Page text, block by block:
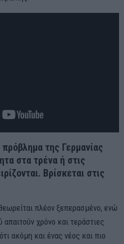
της Γερμανίας
στα τρένα ή στις
Βρίσκεται στις
πλέον ξεπερασμένο, ενώ
χρόνο και τεράστιες
ακόμη και ένας νέος και πιο